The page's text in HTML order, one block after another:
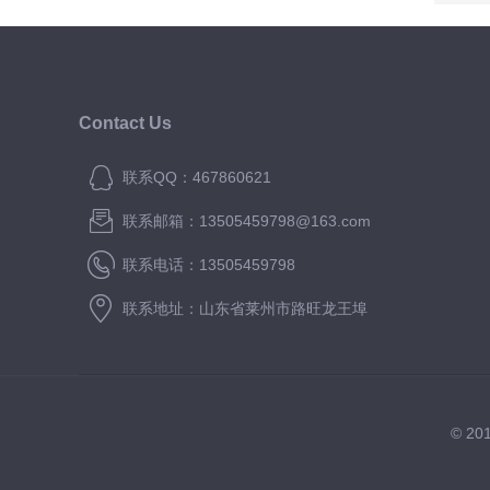
Contact Us
联系QQ：467860621
联系邮箱：13505459798@163.com
联系电话：13505459798
联系地址：山东省莱州市路旺龙王埠
©